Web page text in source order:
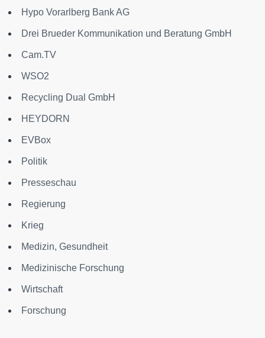
Hypo Vorarlberg Bank AG
Drei Brueder Kommunikation und Beratung GmbH
Cam.TV
WSO2
Recycling Dual GmbH
HEYDORN
EVBox
Politik
Presseschau
Regierung
Krieg
Medizin, Gesundheit
Medizinische Forschung
Wirtschaft
Forschung